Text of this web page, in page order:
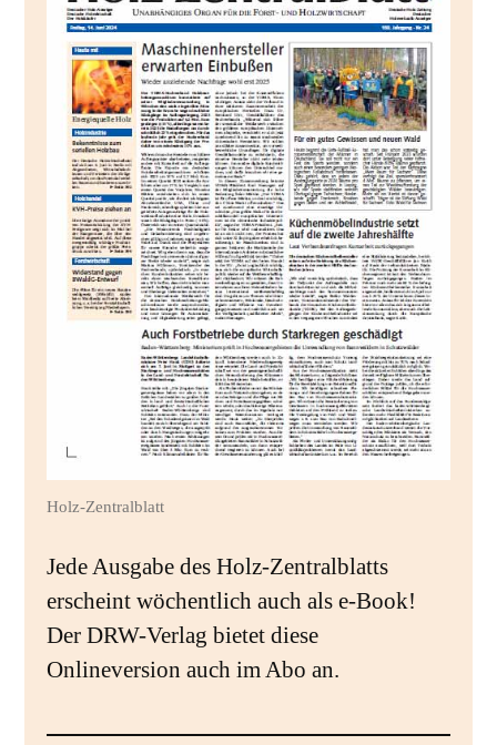
Holz-Zentralblatt
Jede Ausgabe des Holz-Zentralblatts
erscheint wöchentlich auch als e-Book!
Der DRW-Verlag bietet diese
Onlineversion auch im Abo an.